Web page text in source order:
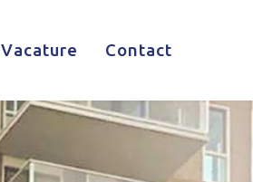
Vacature Contact